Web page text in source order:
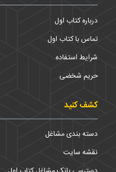
درباره کتاب اول
تماس با کتاب اول
شرایط استفاده
حریم شخضی
کشف کنید
دسته بندی مشاغل
نقشه سایت